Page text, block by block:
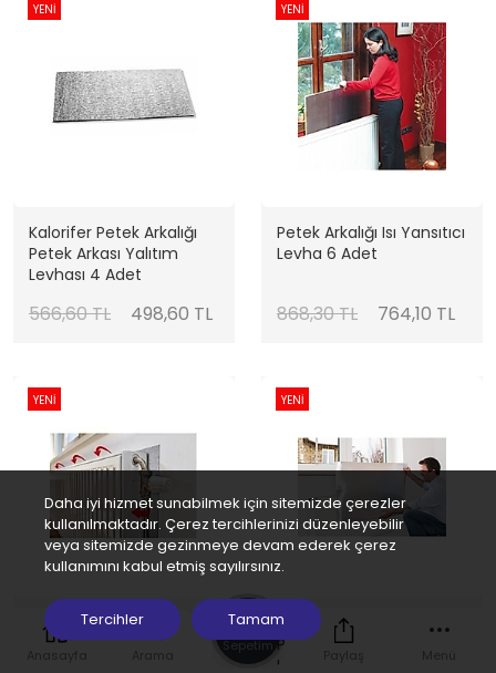
Anasayfa Arama
Sepetim
Paylaş Menü
YENİ
Kalorifer Petek Arkalığı
Petek Arkası Yalıtım
Levhası 4 Adet
566,60 TL 498,60 TL
YENİ
Petek Arkalığı Isı Yansıtıcı
Levha 6 Adet
868,30 TL 764,10 TL
YENİ
3 Adet Kalorifer Petek
Arkalığı Petek Arkası
YENİ
Kalorifer Petek Arkalığı
Petek Arkası Yalıtım
Levhası (2 ADET)
Daha iyi hizmet sunabilmek için sitemizde çerezler
kullanılmaktadır. Çerez tercihlerinizi düzenleyebilir
veya sitemizde gezinmeye devam ederek çerez
kullanımını kabul etmiş sayılırsınız.
Tercihler Tamam